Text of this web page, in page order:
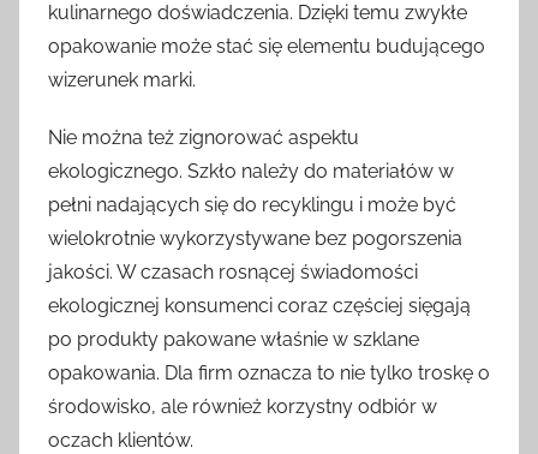
kulinarnego doświadczenia. Dzięki temu zwykłe
opakowanie może stać się elementu budującego
wizerunek marki.
Nie można też zignorować aspektu
ekologicznego. Szkło należy do materiałów w
pełni nadających się do recyklingu i może być
wielokrotnie wykorzystywane bez pogorszenia
jakości. W czasach rosnącej świadomości
ekologicznej konsumenci coraz częściej sięgają
po produkty pakowane właśnie w szklane
opakowania. Dla firm oznacza to nie tylko troskę o
środowisko, ale również korzystny odbiór w
oczach klientów.